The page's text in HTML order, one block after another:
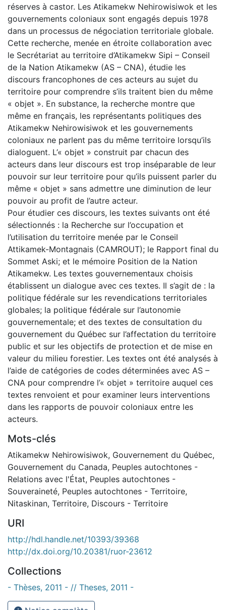
réserves à castor. Les Atikamekw Nehirowisiwok et les
gouvernements coloniaux sont engagés depuis 1978
dans un processus de négociation territoriale globale.
Cette recherche, menée en étroite collaboration avec
le Secrétariat au territoire d’Atikamekw Sipi – Conseil
de la Nation Atikamekw (AS – CNA), étudie les
discours francophones de ces acteurs au sujet du
territoire pour comprendre s’ils traitent bien du même
« objet ». En substance, la recherche montre que
même en français, les représentants politiques des
Atikamekw Nehirowisiwok et les gouvernements
coloniaux ne parlent pas du même territoire lorsqu’ils
dialoguent. L’« objet » construit par chacun des
acteurs dans leur discours est trop inséparable de leur
pouvoir sur leur territoire pour qu’ils puissent parler du
même « objet » sans admettre une diminution de leur
pouvoir au profit de l’autre acteur.
Pour étudier ces discours, les textes suivants ont été
sélectionnés : la Recherche sur l’occupation et
l’utilisation du territoire menée par le Conseil
Attikamek-Montagnais (CAMROUT); le Rapport final du
Sommet Aski; et le mémoire Position de la Nation
Atikamekw. Les textes gouvernementaux choisis
établissent un dialogue avec ces textes. Il s’agit de : la
politique fédérale sur les revendications territoriales
globales; la politique fédérale sur l’autonomie
gouvernementale; et des textes de consultation du
gouvernement du Québec sur l’affectation du territoire
public et sur les objectifs de protection et de mise en
valeur du milieu forestier. Les textes ont été analysés à
l’aide de catégories de codes déterminées avec AS –
CNA pour comprendre l’« objet » territoire auquel ces
textes renvoient et pour examiner leurs interventions
dans les rapports de pouvoir coloniaux entre les
acteurs.
Mots-clés
Atikamekw Nehirowisiwok, Gouvernement du Québec,
Gouvernement du Canada, Peuples autochtones -
Relations avec l'État, Peuples autochtones -
Souveraineté, Peuples autochtones - Territoire,
Nitaskinan, Territoire, Discours - Territoire
URI
http://hdl.handle.net/10393/39368
http://dx.doi.org/10.20381/ruor-23612
Collections
- Thèses, 2011 - // Theses, 2011 -